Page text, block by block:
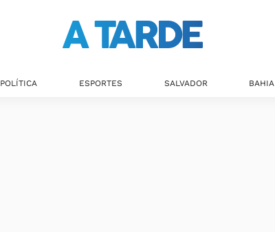
POLÍTICA ESPORTES SALVADOR BAHIA